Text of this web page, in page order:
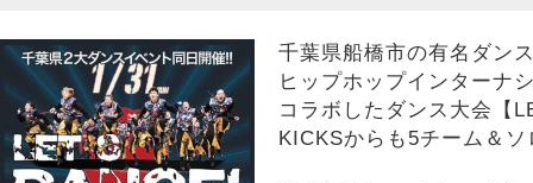
千葉県船橋市の有名ダン
ヒップホップインターナ
コラボしたダンス大会【
KICKSからも5チーム＆